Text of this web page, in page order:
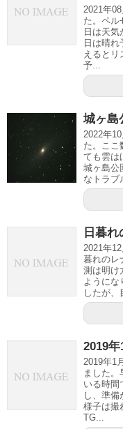
2021年
た。ペル
日は天
日は晴
えるとリ
予...
城ヶ島
2022年
た。ここ
ても雲は
城ヶ島公
なトラブ
日暮
2021年
暮れのレ
測は明け
ようにな
したが
2019
2019年1
ました。
いる時間
し、準
様子は撮
TG...